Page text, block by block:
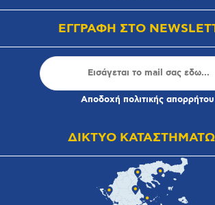
ΕΓΓΡΑΦΗ ΣΤΟ
Αποδοχή πολιτικής απορρήτου
ΔΙΚΤΥΟ